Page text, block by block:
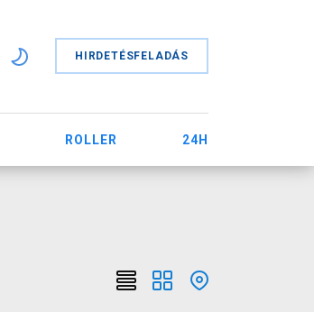
HIRDETÉSFELADÁS
ROLLER 24H